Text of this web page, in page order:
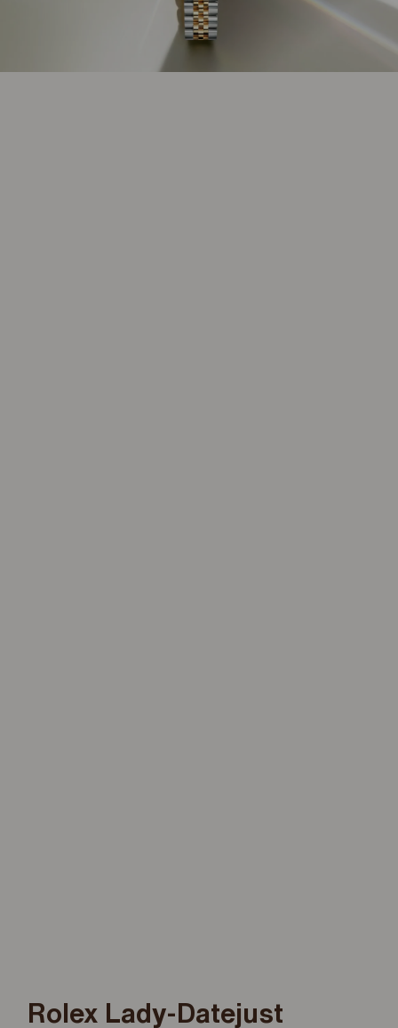
Rolex Lady-Datejust